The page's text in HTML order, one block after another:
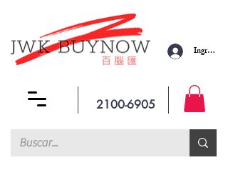
Ingresar
2100-6905